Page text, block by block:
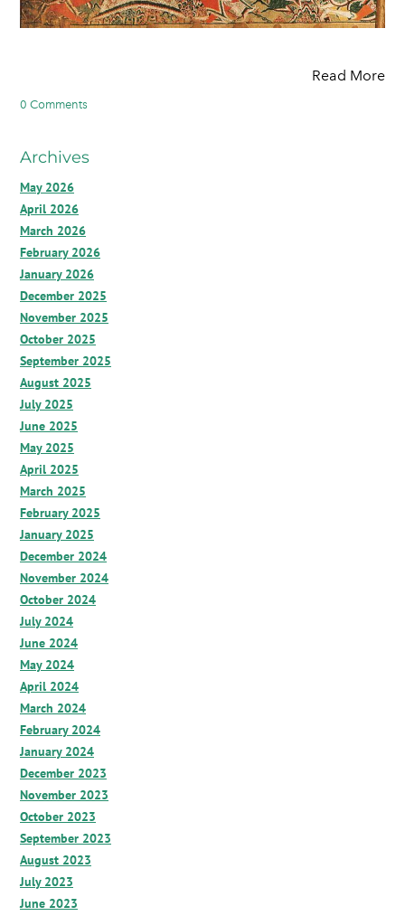
Read More
0 Comments
Archives
May 2026
April 2026
March 2026
February 2026
January 2026
December 2025
November 2025
October 2025
September 2025
August 2025
July 2025
June 2025
May 2025
April 2025
March 2025
February 2025
January 2025
December 2024
November 2024
October 2024
July 2024
June 2024
May 2024
April 2024
March 2024
February 2024
January 2024
December 2023
November 2023
October 2023
September 2023
August 2023
July 2023
June 2023